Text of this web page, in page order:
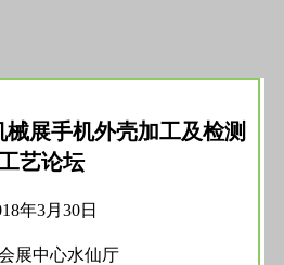
展手机外壳加工及检测
艺论坛
年3月30日
展中心水仙厅